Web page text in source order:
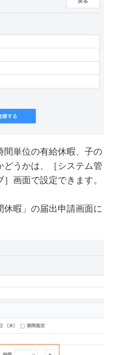
単位の有給休暇、子の
うかは、［システム管
画面で設定できます。
暇」の届出申請画面に